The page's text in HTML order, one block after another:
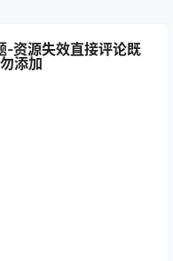
-资源失效直接评论既
添加